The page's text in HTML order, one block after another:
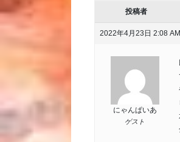
投稿者
2022年4月23日 2:08 AM
にゃんぱいあ
ゲスト